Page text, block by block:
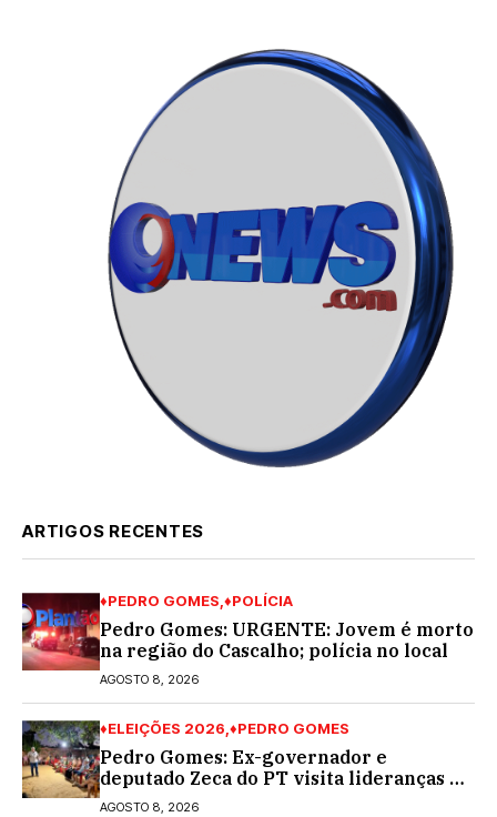
ARTIGOS RECENTES
♦PEDRO GOMES ♦POLÍCIA
Pedro Gomes: URGENTE: Jovem é morto
na região do Cascalho; polícia no local
AGOSTO 8, 2026
♦ELEIÇÕES 2026 ♦PEDRO GOMES
Pedro Gomes: Ex-governador e
deputado Zeca do PT visita lideranças do
partido na cidade; buscará a reeleição
AGOSTO 8, 2026